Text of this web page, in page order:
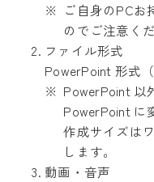
ご自身のPCお
のでご注意くだ
ファイル形式
PowerPoint 形式
PowerPoint 以
PowerPoint に
作成サイズは
します。
動画・音声